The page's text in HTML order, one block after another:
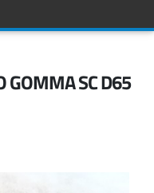
GOMMA SC D65